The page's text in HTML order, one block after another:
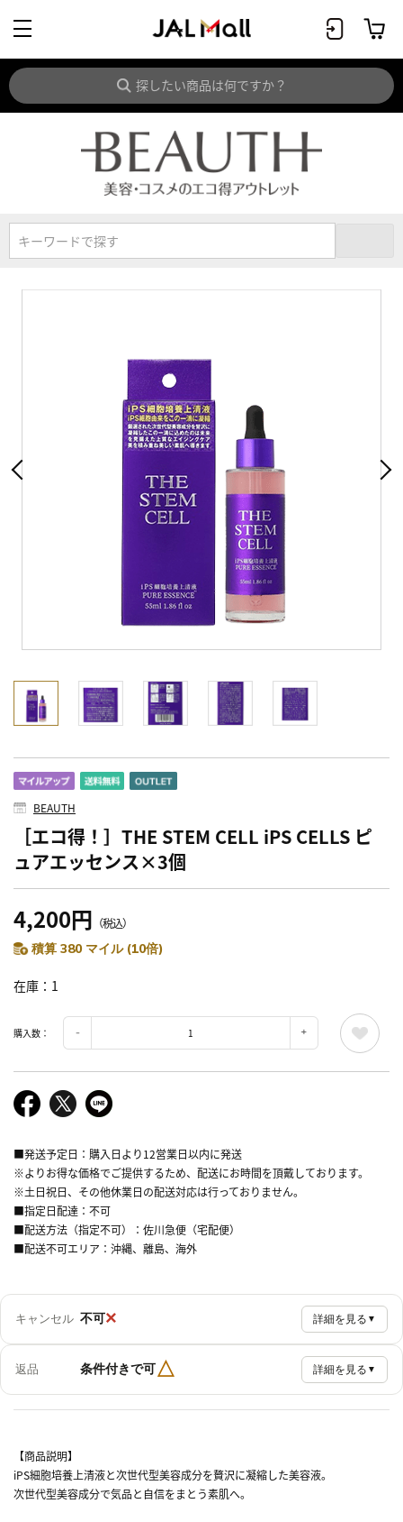
キーワードで探す
BEAUTH
［エコ得！］THE STEM CELL iPS CELLS ピ
ュアエッセンス×3個
4,200円 （税込）
積算 380 マイル (10倍)
在庫 1
購入数：
■発送予定日：購入日より12営業日以内に発送
※よりお得な価格でご提供するため、配送にお時間を頂戴しております。
※土日祝日、その他休業日の配送対応は行っておりません。
■指定日配達：不可
■配送方法（指定不可）：佐川急便（宅配便）
■配送不可エリア：沖縄、離島、海外
キャンセル 不可× 詳細を見る ▼
返品 条件付きで可△ 詳細を見る ▼
【商品説明】
iPS細胞培養上清液と次世代型美容成分を贅沢に凝縮した美容液。
次世代型美容成分で気品と自信をまとう素肌へ。